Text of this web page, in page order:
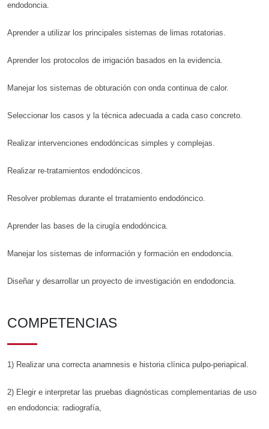
endodoncia.
Aprender a utilizar los principales sistemas de limas rotatorias.
Aprender los protocolos de irrigación basados en la evidencia.
Manejar los sistemas de obturación con onda continua de calor.
Seleccionar los casos y la técnica adecuada a cada caso concreto.
Realizar intervenciones endodóncicas simples y complejas.
Realizar re-tratamientos endodóncicos.
Resolver problemas durante el trratamiento endodóncico.
Aprender las bases de la cirugía endodóncica.
Manejar los sistemas de información y formación en endodoncia.
Diseñar y desarrollar un proyecto de investigación en endodoncia.
COMPETENCIAS
1) Realizar una correcta anamnesis e historia clínica pulpo-periapical.
2) Elegir e interpretar las pruebas diagnósticas complementarias de uso
en endodoncia: radiografía,